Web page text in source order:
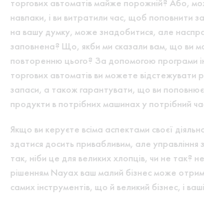
торгових автоматів майже порожній? Або,
навпаки, і ви витратили час, щоб поповнити
на вашу думку, може знадобитися, але
заповнена? Що, якби ми сказали вам, що ви
повторенню цього? За допомогою програми
торгових автоматів ви можете відстежувати
запаси, а також гарантувати, що ви
продукти в потрібних машинах у потрібний
Якщо ви керуєте всіма аспектами своєї
здатися досить привабливим, але управління
так, ніби це для великих хлопців, чи не так?
рішенням Nayax ваш малий бізнес може
самих інструментів, що й великий бізнес, і